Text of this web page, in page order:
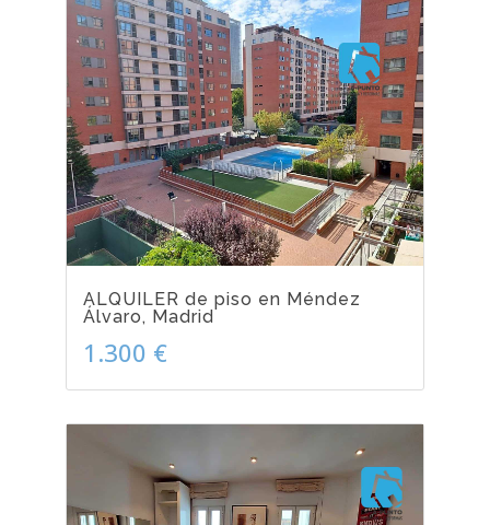
ALQUILER de piso en Méndez
Álvaro, Madrid
1.300 €